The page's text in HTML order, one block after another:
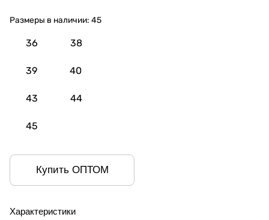
Размеры в наличии: 45
36 38
39 40
43 44
45
Купить ОПТОМ
Характеристики